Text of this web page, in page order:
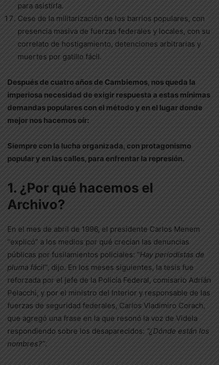
para asistirla.
Cese de la militarización de los barrios populares, con
presencia masiva de fuerzas federales y locales, con su
correlato de hostigamiento, detenciones arbitrarias y
muertes por gatillo fácil.
Después de cuatro años de Cambiemos, nos queda la
imperiosa necesidad de exigir respuesta a estas mínimas
demandas populares con el método y en el lugar donde
mejor nos hacemos oír:
Siempre con la lucha organizada, con protagonismo
popular y en las calles, para enfrentar la represión.
1. ¿Por qué hacemos el
Archivo?
En el mes de abril de 1996, el presidente Carlos Menem
“explicó” a los medios por qué crecían las denuncias
públicas por fusilamientos policiales: “Hay periodistas de
pluma fácil”, dijo. En los meses siguientes, la tesis fue
reforzada por el jefe de la Policía Federal, comisario Adrián
Pelacchi, y por el ministro del Interior y responsable de las
fuerzas de seguridad federales, Carlos Vladimiro Corach,
que agregó una frase en la que resonó la voz de Videla
respondiendo sobre los desaparecidos: “¿Dónde están los
nombres?”.